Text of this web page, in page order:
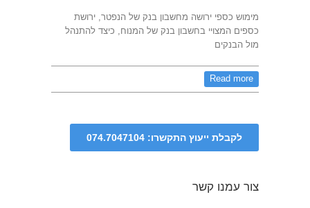
מימוש כספי ירושה מחשבון בנק של הנפטר, ירושת
כספים המצויי בחשבון בנק של המנוח, כיצד להתנהל
מול הבנקים
Read more
צור עמנו קשר